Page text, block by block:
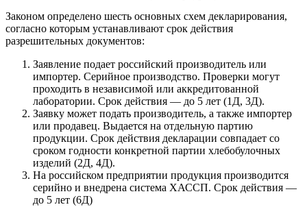
Законом определено шесть основных схем декларирования,
согласно которым устанавливают срок действия
разрешительных документов:
Заявление подает российский производитель или
импортер. Серийное производство. Проверки могут
проходить в независимой или аккредитованной
лаборатории. Срок действия — до 5 лет (1Д, 3Д).
Заявку может подать производитель, а также импортер
или продавец. Выдается на отдельную партию
продукции. Срок действия декларации совпадает со
сроком годности конкретной партии хлебобулочных
изделий (2Д, 4Д).
На российском предприятии продукция производится
серийно и внедрена система ХАССП. Срок действия —
до 5 лет (6Д)